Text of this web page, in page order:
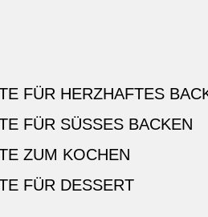
FÜR HERZHAFTES
FÜR SÜSSES BACKEN
ZUM KOCHEN
FÜR DESSERT